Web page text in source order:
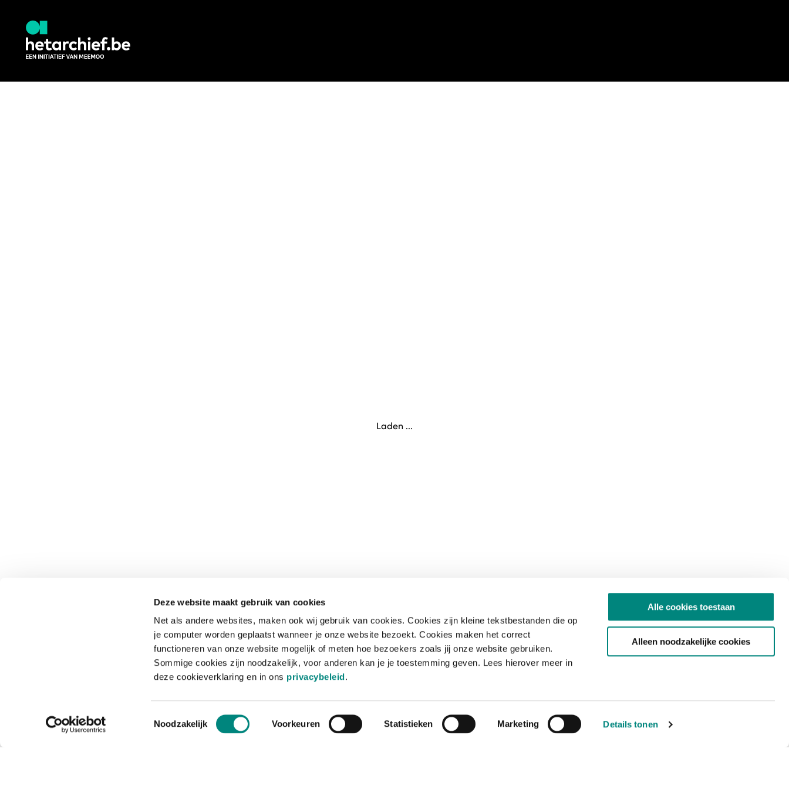
Deze website maakt gebruik van cookies
Net als andere websites, maken ook wij gebruik van cookies. Cookies zijn kleine tekstbestanden die op
je computer worden geplaatst wanneer je onze website bezoekt. Cookies maken het correct
functioneren van onze website mogelijk of meten hoe bezoekers zoals jij onze website gebruiken.
Sommige cookies zijn noodzakelijk, voor anderen kan je je toestemming geven. Lees hierover meer in
deze cookieverklaring en in ons privacybeleid.
Toestemmingsselectie
Noodzakelijk Voorkeuren Statistieken Marketing Details tonen
Alle cookies toestaan
Alleen noodzakelijke cookies
Laden ...